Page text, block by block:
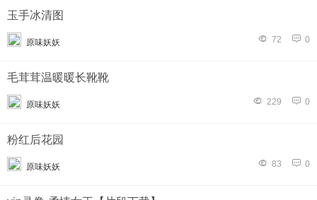
玉手冰清图
原味妖妖 72 0
毛茸茸温暖暖长靴靴
原味妖妖 229 0
粉红后花园
原味妖妖 83 0